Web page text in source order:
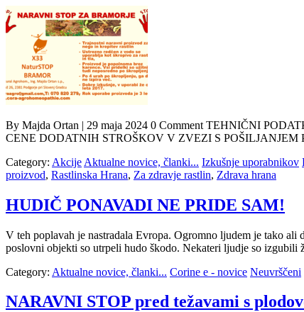
By Majda Ortan | 29 maja 2024 0 Comment TEHNIČNI
CENE DODATNIH STROŠKOV V ZVEZI S POŠILJANJEM
Category: Akcije Aktualne novice, članki... Izkušnje uporabnikov
proizvod, Rastlinska Hrana, Za zdravje rastlin, Zdrava hrana
HUDIČ PONAVADI NE PRIDE SAM!
V teh poplavah je nastradala Evropa. Ogromno ljudem je tako
poslovni objekti so utrpeli hudo škodo. Nekateri
Category: Aktualne novice, članki... Corine e - novice Neuvrščeni
NARAVNI STOP pred težavami s